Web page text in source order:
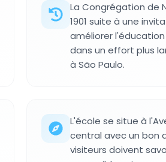
La Congrégation de
1901 suite à une
améliorer
dans un effort plus
à São Paulo.
L'école se situe à
central avec un bon
visiteurs doivent